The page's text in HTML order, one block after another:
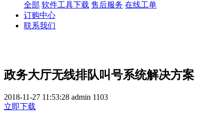
全部 软件工具下载 售后服务 在线工单
订购中心
联系我们
政务大厅无线排队叫号系统解决方案
2018-11-27 11:53:28 admin 1103
立即下载